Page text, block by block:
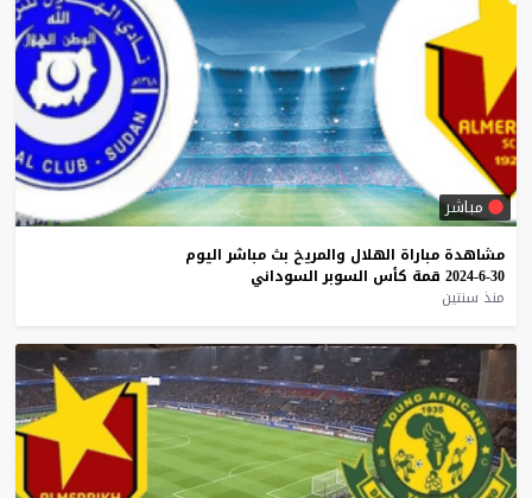
مباشر
مشاهدة مباراة الهلال والمريخ بث مباشر اليوم
30-6-2024
قمة كأس السوبر السوداني
منذ سنتين